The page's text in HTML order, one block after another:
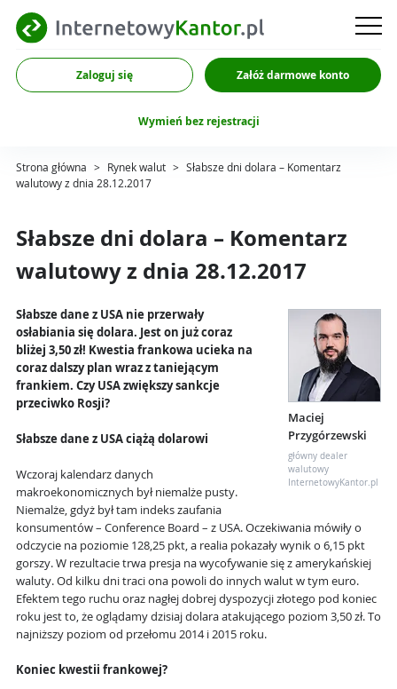
Zaloguj się Załóż darmowe konto
Wymień bez rejestracji
Strona główna > Rynek walut > Słabsze dni dolara – Komentarz
walutowy z dnia 28.12.2017
Słabsze dni dolara – Komentarz
walutowy z dnia 28.12.2017
Maciej
Przygórzewski
główny dealer
walutowy
InternetowyKantor.pl
Słabsze dane z USA nie przerwały
osłabiania się dolara. Jest on już coraz
bliżej 3,50 zł! Kwestia frankowa ucieka na
coraz dalszy plan wraz z taniejącym
frankiem. Czy USA zwiększy sankcje
przeciwko Rosji?
Słabsze dane z USA ciążą dolarowi
Wczoraj kalendarz danych
makroekonomicznych był niemalże pusty.
Niemalże, gdyż był tam indeks zaufania
konsumentów – Conference Board – z USA. Oczekiwania mówiły o
odczycie na poziomie 128,25 pkt, a realia pokazały wynik o 6,15 pkt
gorszy. W rezultacie trwa presja na wycofywanie się z amerykańskiej
waluty. Od kilku dni traci ona powoli do innych walut w tym euro.
Efektem tego ruchu oraz nagłej dobrej dyspozycji złotego pod koniec
roku jest to, że oglądamy dzisiaj dolara atakującego poziom 3,50 zł. To
najniższy poziom od przełomu 2014 i 2015 roku.
Koniec kwestii frankowej?